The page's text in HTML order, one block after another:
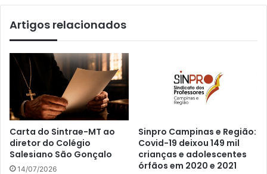
Artigos relacionados
Carta do Sintrae-MT ao
diretor do Colégio
Salesiano São Gonçalo
14/07/2026
Sinpro Campinas e Região:
Covid-19 deixou 149 mil
crianças e adolescentes
órfãos em 2020 e 2021